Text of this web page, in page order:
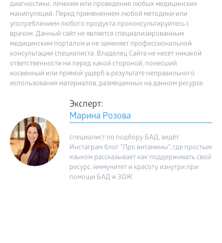
диагностики, лечения или проведения любых медицинских
манипуляций. Перед применением любой методики или
употреблением любого продукта проконсультируйтесь с
врачом. Данный сайт не является специализированным
медицинским порталом и не заменяет профессиональной
консультации специалиста. Владелец Сайта не несет никакой
ответственности ни перед какой стороной, понесший
косвенный или прямой ущерб в результате неправильного
использования материалов, размещенных на данном ресурсе.
Эксперт:
Марина Розова
специалист по подбору БАД, ведёт
Инстаграм блог "Про витамины", где простым
языком рассказывает как поддерживать свой
ресурс, иммунитет и красоту изнутри при
помощи БАД и ЗОЖ